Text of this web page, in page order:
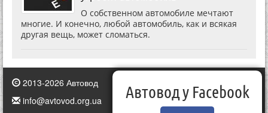
О собственном автомобиле мечтают
многие. И конечно, любой автомобиль, как и всякая
другая вещь, может сломаться.
2013-2026 Автовод
info@avtovod.org.ua
Автовод у Facebook